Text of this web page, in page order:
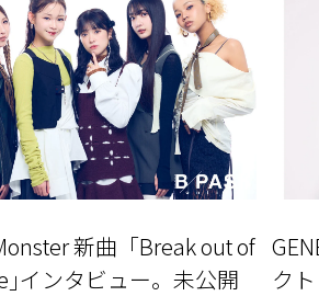
新曲「Break out of
インタビュー。未公開
ク